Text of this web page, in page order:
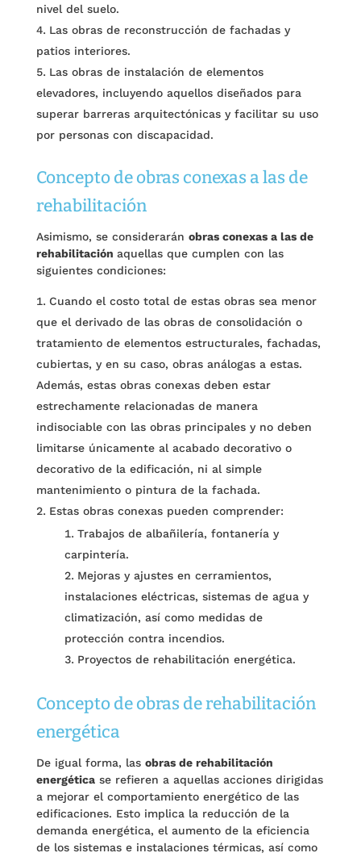
nivel del suelo.
Las obras de reconstrucción de fachadas y
patios interiores.
Las obras de instalación de elementos
elevadores, incluyendo aquellos diseñados para
superar barreras arquitectónicas y facilitar su uso
por personas con discapacidad.
Concepto de obras conexas a las de
rehabilitación
Asimismo, se considerarán obras conexas a las de
rehabilitación aquellas que cumplen con las
siguientes condiciones:
Cuando el costo total de estas obras sea menor
que el derivado de las obras de consolidación o
tratamiento de elementos estructurales, fachadas,
cubiertas, y en su caso, obras análogas a estas.
Además, estas obras conexas deben estar
estrechamente relacionadas de manera
indisociable con las obras principales y no deben
limitarse únicamente al acabado decorativo o
decorativo de la edificación, ni al simple
mantenimiento o pintura de la fachada.
Estas obras conexas pueden comprender:
Trabajos de albañilería, fontanería y
carpintería.
Mejoras y ajustes en cerramientos,
instalaciones eléctricas, sistemas de agua y
climatización, así como medidas de
protección contra incendios.
Proyectos de rehabilitación energética.
Concepto de obras de rehabilitación
energética
De igual forma, las obras de rehabilitación
energéticase refieren a aquellas acciones dirigidas
a mejorar el comportamiento energético de las
edificaciones. Esto implica la reducción de la
demanda energética, el aumento de la eficiencia
de los sistemas e instalaciones térmicas, así como